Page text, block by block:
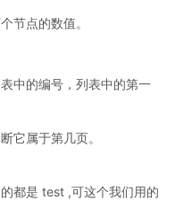
节点的数值。
中的编号，列表中的第一
它属于第几页。
都是 test ,可这个我们用的